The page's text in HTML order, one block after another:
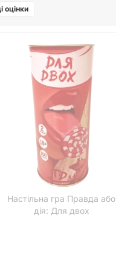
оцінки
Настільна гра Правда або
дія: Для двох